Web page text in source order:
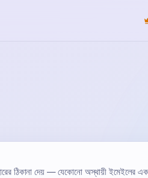
ঠিকানা দেয় — যেকোনো অস্থায়ী ইমেইলের